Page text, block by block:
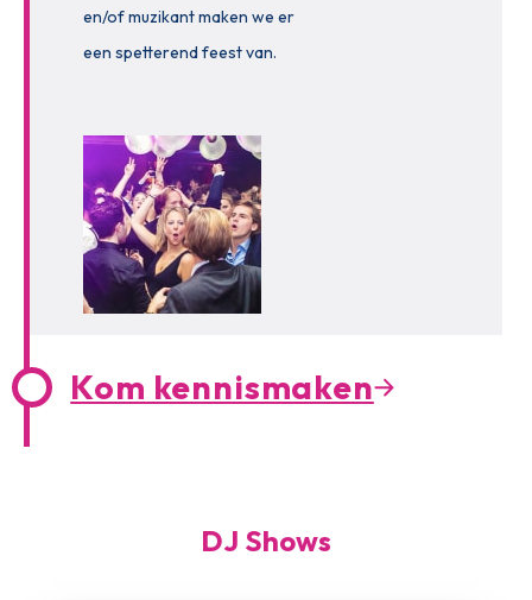
en/of muzikant maken we er
een spetterend feest van.
Kom kennismaken
DJ Shows